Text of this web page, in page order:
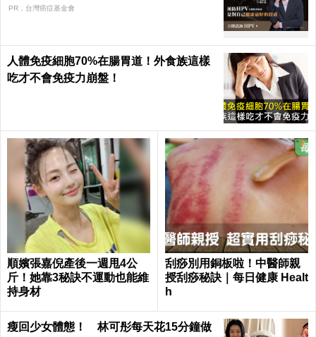
PR．台灣癌症基金會
人體免疫細胞70%在腸胃道！外食族這樣
吃才不會免疫力崩盤！
順嬪張嘉倪產後一週甩4公
斤！她靠3秘訣不運動也能維
持身材
刮痧別用銅板啦！中醫師親
授刮痧秘訣｜每日健康 Healt
h
瘦回少女體態！ 林可彤每天花15分鐘做